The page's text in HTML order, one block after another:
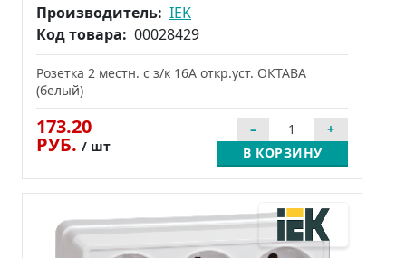
Производитель: IEK
Код товара: 00028429
Розетка 2 местн. с з/к 16А откр.уст. ОКТАВА
(белый)
173.20
РУБ. / шт В КОРЗИНУ